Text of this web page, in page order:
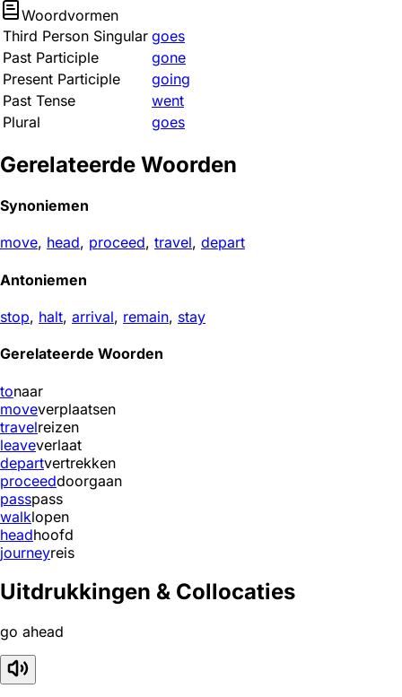
Woordvormen
Third Person Singular goes
Past Participle
gone
Present Participle
going
Past Tense
went
Plural
goes
Gerelateerde Woorden
Synoniemen
move, head, proceed, travel, depart
Antoniemen
stop, halt, arrival, remain, stay
Gerelateerde Woorden
tonaar
moveverplaatsen
travelreizen
leaveverlaat
departvertrekken
proceeddoorgaan
passpass
walklopen
headhoofd
journeyreis
Uitdrukkingen & Collocaties
go ahead